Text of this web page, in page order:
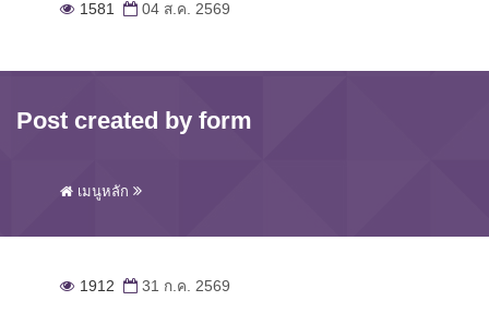
1581 04 ส.ค. 2569
Post created by form
เมนูหลัก
1912 31 ก.ค. 2569